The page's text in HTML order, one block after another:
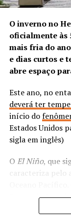
Segundo a
organização
crimes
veículos. Esses
criminosas ou
fortalecendo
“Os agentes
responsáveis
vigilância
O inverno no
oficialmente às
mais fria do
e dias curtos e
abre espaço
Este ano, no
deverá ter
início do
Estados Unidos
sigla em inglês)
O El Niño, que
caracteriza pelo
Peru e do
águas em